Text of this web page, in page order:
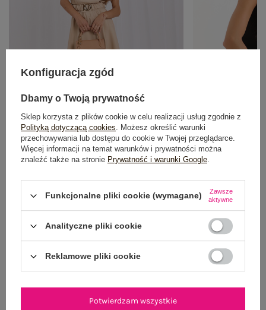
Konfiguracja zgód
Dbamy o Twoją prywatność
Sklep korzysta z plików cookie w celu realizacji usług zgodnie z
Polityką dotyczącą cookies. Możesz określić warunki
przechowywania lub dostępu do cookie w Twojej przeglądarce.
Więcej informacji na temat warunków i prywatności można
znaleźć także na stronie Prywatność i warunki Google.
Funkcjonalne pliki cookie (wymagane)
Zawsze
aktywne
Analityczne pliki cookie
Reklamowe pliki cookie
Potwierdzam wszystkie